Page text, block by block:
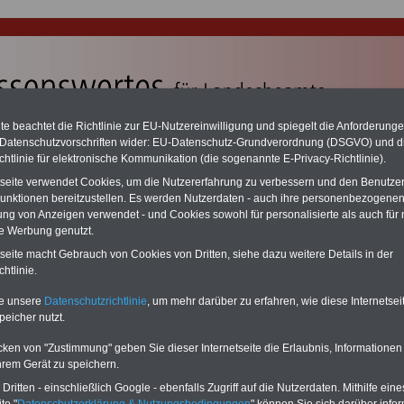
auch für Ruhestandsbeamte (zu geringe Alimentation)
hat die Berliner Landesbesoldung für verfassungs-
(Berlin muss bisMärz 2027 eine Neuregelung der Besoldung
Auch beim Bund (Beamte & Ruhestandsbeamte) gibt es teilweise
(Medienberichten zufolge liegt diese füralle (!) Beamte
mind. 3.000 und 13.000 Euro, Der INFO-SERVICE gibt hierzu eine
heraus, die unmittelbar nach dem Beschluss des Gesetzentwurfs der
vorgelegt wird (wahrscheinlich im Quartal.2026 >>>
Archiv zum öffentlichen Dienst - Buchstabe R -
aller Presse-Informationen
beachtet die Richtlinie zur EU-Nutzereinwilligung und spiegelt die
wider: EU-Datenschutz-Grundverordnung (DSGVO) und
für elektronische Kommunikation (die sogenannte E-Privacy-Richtlinie).
verwendet Cookies, um die Nutzererfahrung zu verbessern und den
bereitzustellen. Es werden Nutzerdaten - auch ihre
von Anzeigen verwendet - und Cookies sowohl für personalisierte als auch für
Werbung genutzt.
macht Gebrauch von Cookies von Dritten, siehe dazu weitere Details in der
unsere Datenschutzrichtlinie, um mehr darüber zu erfahren, wie diese
nutzt.
von "Zustimmung" geben Sie dieser Internetseite die Erlaubnis,
Gerät zu speichern.
- einschließlich Google - ebenfalls Zugriff auf die Nutzerdaten. Mithilfe